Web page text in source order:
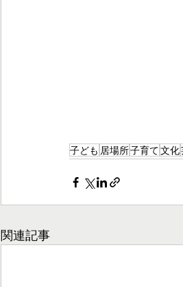
子ども 居場所子育て文化
関連記事